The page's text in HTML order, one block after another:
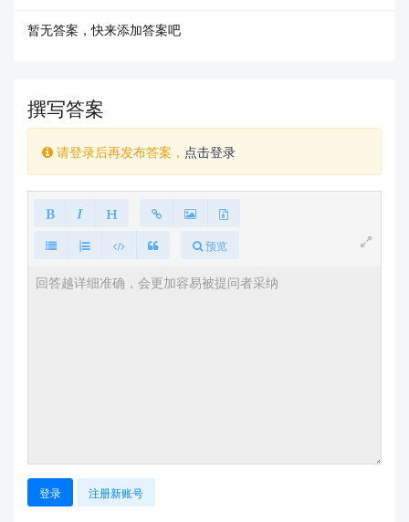
暂无答案，快来添加答案吧
撰写答案
请登录后再发布答案， 点击登录
预览
登录 注册新账号